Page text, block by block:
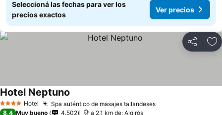
Seleccioná las fechas para ver los
precios exactos
Ver precios
Compartir
4 EstrellasHotel Spa auténtico de masajes tailandesesVer precios
Hotel Neptuno
8,4 Muy bueno 4.502 a 2.1 km de: Algirós